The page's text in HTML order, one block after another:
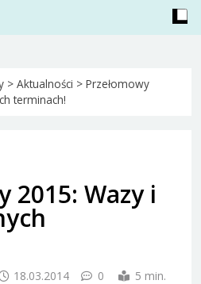
> Aktualności > Przełomowy
terminach!
2015: Wazy i
18.03.2014 0 5 min.